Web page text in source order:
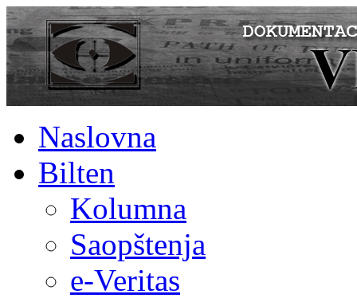
Naslovna
Bilten
Kolumna
Saopštenja
e-Veritas